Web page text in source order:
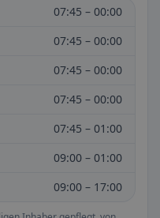
07:45 – 00:00
07:45 – 00:00
07:45 – 00:00
07:45 – 00:00
07:45 – 01:00
09:00 – 01:00
09:00 – 17:00